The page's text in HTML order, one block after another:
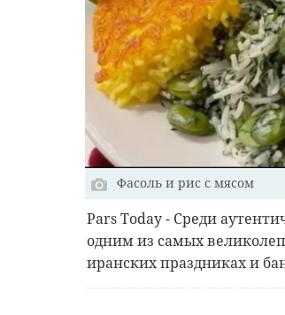
Фасоль и рис с мясом
Pars Today - Среди
одним из самых
иранских праздниках и